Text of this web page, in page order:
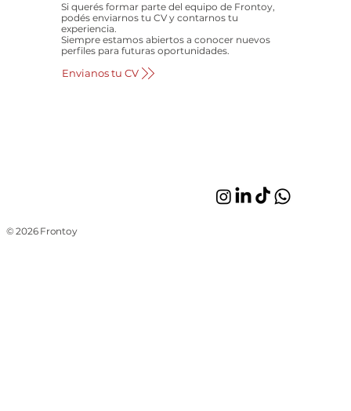
© 2026 Frontoy
Si querés formar parte del equipo de Frontoy,
podés enviarnos tu CV y contarnos tu
experiencia.
Siempre estamos abiertos a conocer nuevos
perfiles para futuras oportunidades.
Envianos tu CV